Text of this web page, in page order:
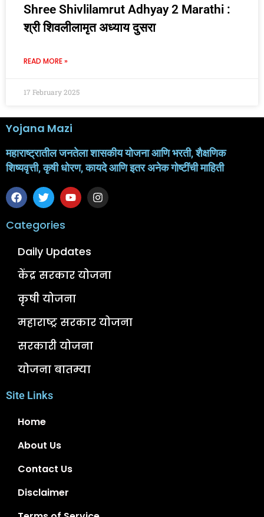
Shree Shivlilamrut Adhyay 2 Marathi :
श्री शिवलीलामृत अध्याय दुसरा
READ MORE »
17 February 2025
Yojana Mazi
महाराष्ट्रातील जनतेला शासकीय योजना आणि भरती, शैक्षणिक
शिष्यवृत्ती, कृषी धोरण, कायदे आणि इतर अनेक गोष्टींची माहिती
Categories
Daily Updates
केंद्र सरकार योजना
कृषी योजना
महाराष्ट्र सरकार योजना
सरकारी योजना
योजना बातम्या
Site Links
Home
About Us
Contact Us
Disclaimer